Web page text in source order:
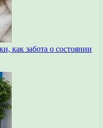
как забота о состоянии